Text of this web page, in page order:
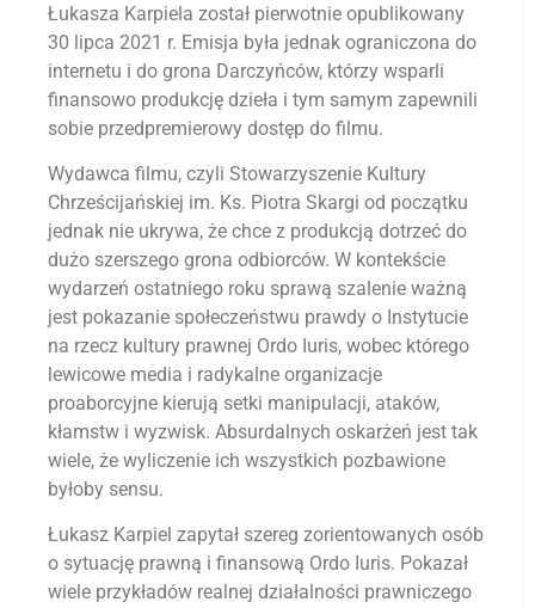
Łukasza Karpiela został pierwotnie opublikowany
30 lipca 2021 r. Emisja była jednak ograniczona do
internetu i do grona Darczyńców, którzy wsparli
finansowo produkcję dzieła i tym samym zapewnili
sobie przedpremierowy dostęp do filmu.
Wydawca filmu, czyli Stowarzyszenie Kultury
Chrześcijańskiej im. Ks. Piotra Skargi od początku
jednak nie ukrywa, że chce z produkcją dotrzeć do
dużo szerszego grona odbiorców. W kontekście
wydarzeń ostatniego roku sprawą szalenie ważną
jest pokazanie społeczeństwu prawdy o Instytucie
na rzecz kultury prawnej Ordo Iuris, wobec którego
lewicowe media i radykalne organizacje
proaborcyjne kierują setki manipulacji, ataków,
kłamstw i wyzwisk. Absurdalnych oskarżeń jest tak
wiele, że wyliczenie ich wszystkich pozbawione
byłoby sensu.
Łukasz Karpiel zapytał szereg zorientowanych osób
o sytuację prawną i finansową Ordo Iuris. Pokazał
wiele przykładów realnej działalności prawniczego